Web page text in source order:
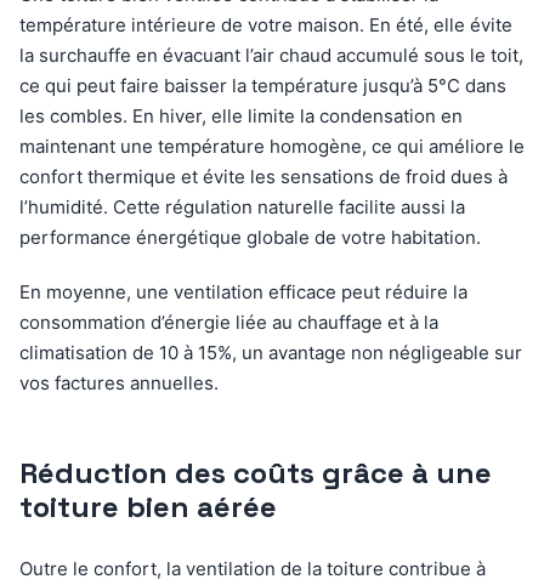
température intérieure de votre maison. En été, elle évite
la surchauffe en évacuant l’air chaud accumulé sous le toit,
ce qui peut faire baisser la température jusqu’à 5°C dans
les combles. En hiver, elle limite la condensation en
maintenant une température homogène, ce qui améliore le
confort thermique et évite les sensations de froid dues à
l’humidité. Cette régulation naturelle facilite aussi la
performance énergétique globale de votre habitation.
En moyenne, une ventilation efficace peut réduire la
consommation d’énergie liée au chauffage et à la
climatisation de 10 à 15%, un avantage non négligeable sur
vos factures annuelles.
Réduction des coûts grâce à une
toiture bien aérée
Outre le confort, la ventilation de la toiture contribue à